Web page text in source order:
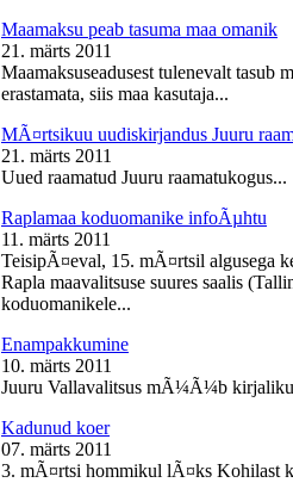
Maamaksu peab tasuma maa omanik
21. märts 2011
Maamaksuseadusest tulenevalt tasub
erastamata, siis maa kasutaja...
MÃ¤rtsikuu uudiskirjandus Juuru
21. märts 2011
Uued raamatud Juuru raamatukogus...
Raplamaa koduomanike infoÃµhtu
11. märts 2011
TeisipÃ¤eval, 15. mÃ¤rtsil algusega
Rapla maavalitsuse suures saalis
koduomanikele...
Enampakkumine
10. märts 2011
Juuru Vallavalitsus mÃ¼Ã¼b kirjaliku
Kadunud koer
07. märts 2011
3. mÃ¤rtsi hommikul lÃ¤ks Kohilast